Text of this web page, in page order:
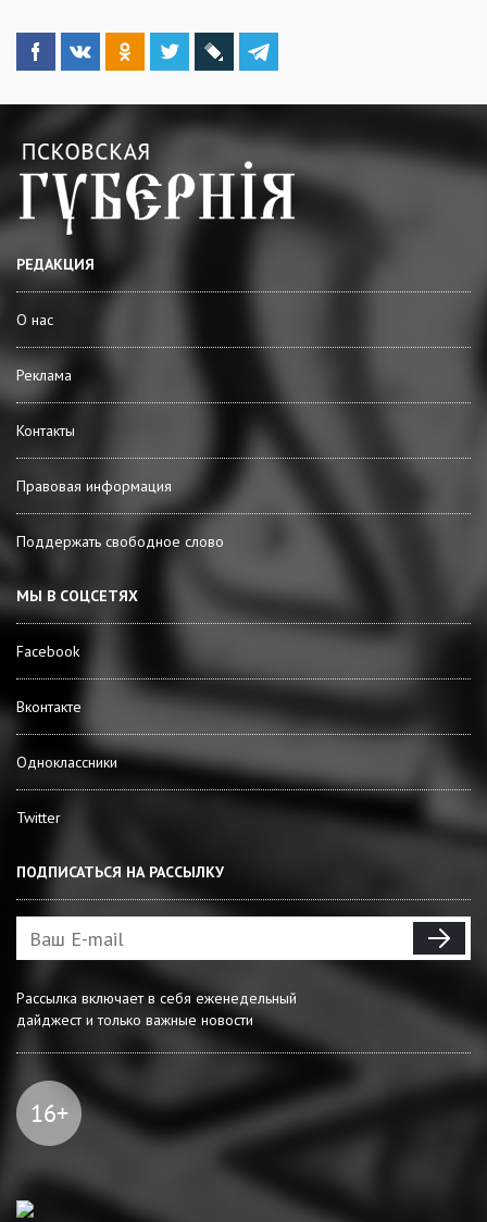
РЕДАКЦИЯ
О нас
Реклама
Контакты
Правовая информация
Поддержать свободное слово
МЫ В СОЦСЕТЯХ
Facebook
Вконтакте
Одноклассники
Twitter
ПОДПИСАТЬСЯ НА РАССЫЛКУ
Рассылка включает в себя еженедельный
дайджест и только важные новости